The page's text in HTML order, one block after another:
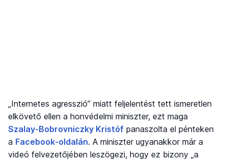
„Internetes agresszió” miatt feljelentést tett ismeretlen
elkövető ellen a honvédelmi miniszter, ezt maga
Szalay-Bobrovniczky Kristóf panaszolta el pénteken
a Facebook-oldalán. A miniszter ugyanakkor már a
videó felvezetőjében leszögezi, hogy ez bizony „a